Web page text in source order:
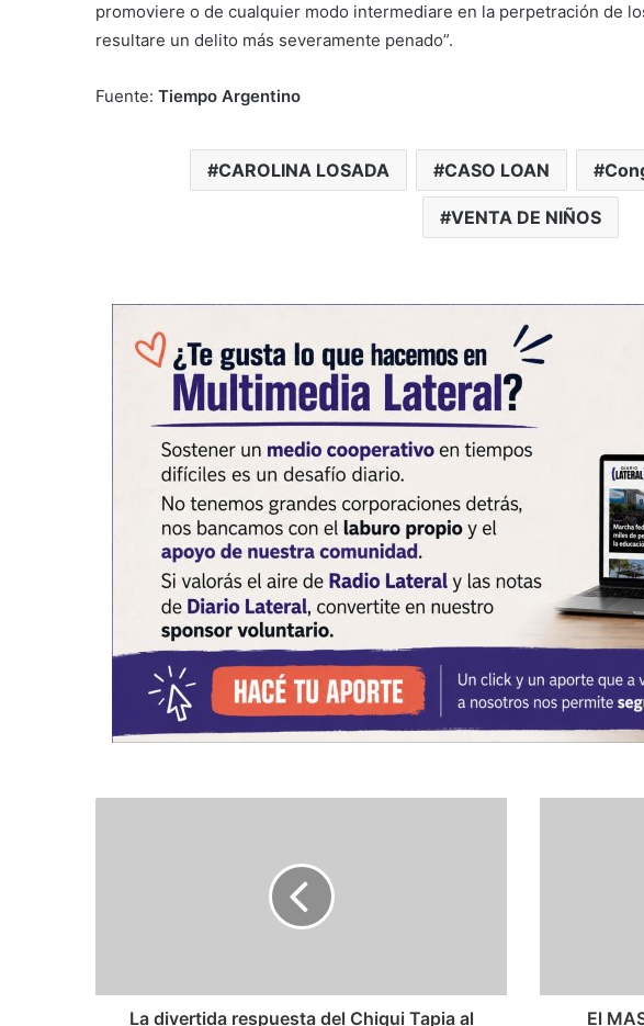
promoviere o de cualquier modo intermediare en la perpetración de
resultare un delito más severamente penado”.
Fuente: Tiempo Argentino
CAROLINA LOSADA CASO LOAN
VENTA DE NIÑOS
La divertida respuesta del Chiqui Tapia al El